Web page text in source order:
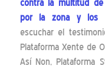
contra la multitud
por la zona y los
escuchar el
Plataforma Xente de
Así Non, Plataforma